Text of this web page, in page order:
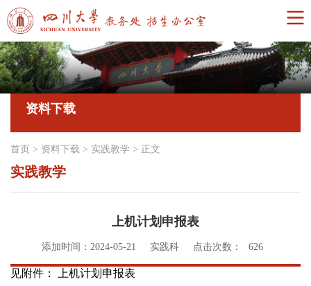
资料下载
首页 > 资料下载 > 实践教学 > 正文
实践教学
上机计划申报表
添加时间：2024-05-21 实践科 点击次数： 626
见附件： 上机计划申报表